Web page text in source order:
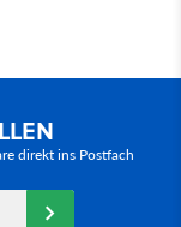
direkt ins Postfach